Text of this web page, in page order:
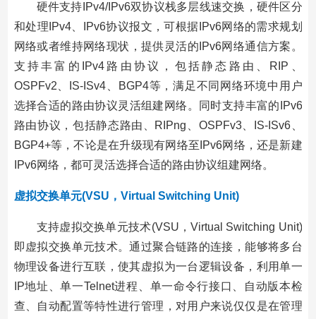
硬件支持IPv4/IPv6双协议栈多层线速交换，硬件区分
和处理IPv4、IPv6协议报文，可根据IPv6网络的需求规划
网络或者维持网络现状，提供灵活的IPv6网络通信方案。
支持丰富的IPv4路由协议，包括静态路由、RIP、
OSPFv2、IS-ISv4、BGP4等，满足不同网络环境中用户
选择合适的路由协议灵活组建网络。同时支持丰富的IPv6
路由协议，包括静态路由、RIPng、OSPFv3、IS-ISv6、
BGP4+等，不论是在升级现有网络至IPv6网络，还是新建
IPv6网络，都可灵活选择合适的路由协议组建网络。
虚拟交换单元(VSU，Virtual Switching Unit)
支持虚拟交换单元技术(VSU，Virtual Switching Unit)
即虚拟交换单元技术。通过聚合链路的连接，能够将多台
物理设备进行互联，使其虚拟为一台逻辑设备，利用单一
IP地址、单一Telnet进程、单一命令行接口、自动版本检
查、自动配置等特性进行管理，对用户来说仅仅是在管理